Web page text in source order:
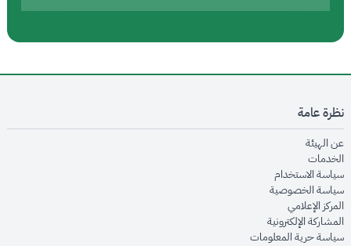
نظرة عامة
عن الهيئةopens in new window
الخدماتopens in new window
سياسة الاستخدام
سياسة الخصوصيةopens in new window
المركز الإعلاميopens in new window
المشاركة الإلكترونيةopens in new window
سياسة حرية المعلوماتopens in new window